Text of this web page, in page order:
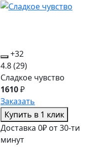
+32
4.8(29)
Сладкое чувство
1610₽
Заказать
Купить в 1 клик
Доставка 0₽ от 30-ти
минут